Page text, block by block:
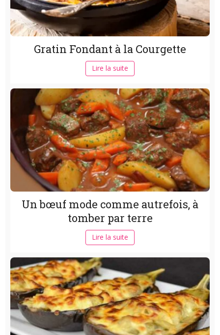
Gratin Fondant à la Courgette
Lire la suite
Un bœuf mode comme autrefois, à
tomber par terre
Lire la suite